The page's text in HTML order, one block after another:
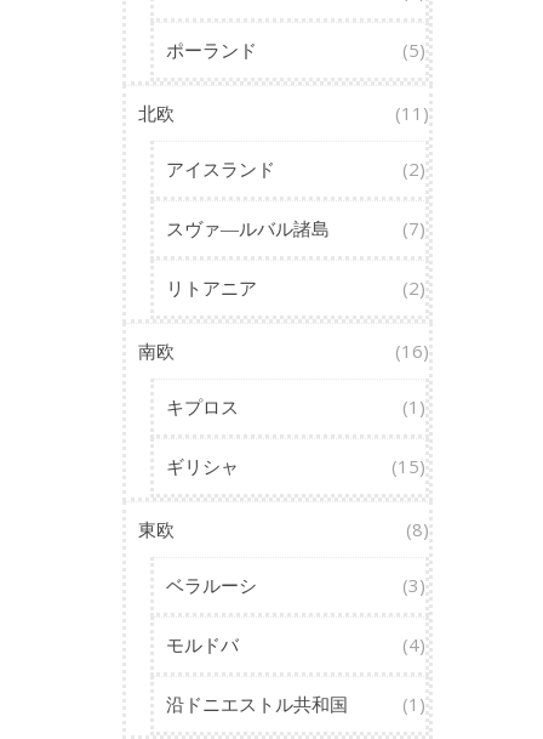
ポーランド (5)
北欧 (11)
アイスランド (2)
スヴァ―ルバル諸島 (7)
リトアニア (2)
南欧 (16)
キプロス (1)
ギリシャ (15)
東欧 (8)
ベラルーシ (3)
モルドバ (4)
沿ドニエストル共和国 (1)